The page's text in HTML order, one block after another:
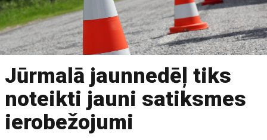
Jūrmalā jaunnedēļ tiks
noteikti jauni satiksmes
ierobežojumi